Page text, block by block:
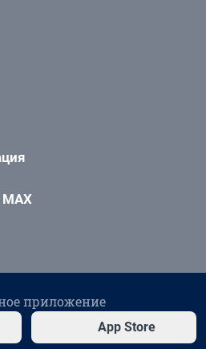
приложение
App Store